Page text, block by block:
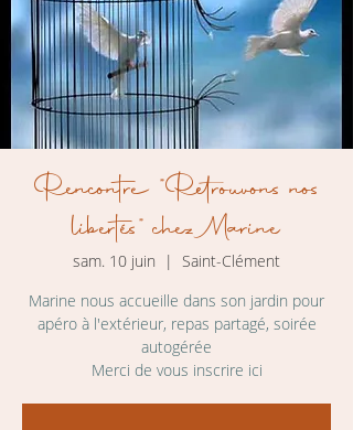
Rencontre "Retrouvons nos
libertés" chez Marine
sam. 10 juin
  |
Saint-Clément
Marine nous accueille dans son jardin pour
apéro à l'extérieur, repas partagé, soirée
autogérée
Merci de vous inscrire ici